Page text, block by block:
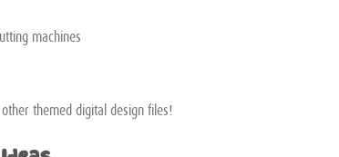
machines
themed digital design files!